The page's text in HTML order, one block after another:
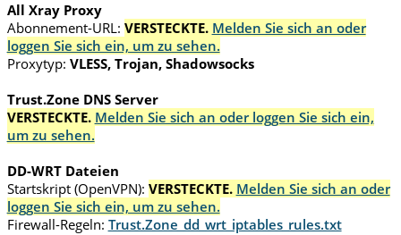
All Xray Proxy
Abonnement-URL: VERSTECKTE. Melden Sie sich an oder
loggen Sie sich ein, um zu sehen.
Proxytyp: VLESS, Trojan, Shadowsocks
Trust.Zone DNS Server
VERSTECKTE. Melden Sie sich an oder loggen Sie sich ein,
um zu sehen.
DD-WRT Dateien
Startskript (OpenVPN): VERSTECKTE. Melden Sie sich an oder
loggen Sie sich ein, um zu sehen.
Firewall-Regeln: Trust.Zone_dd_wrt_iptables_rules.txt